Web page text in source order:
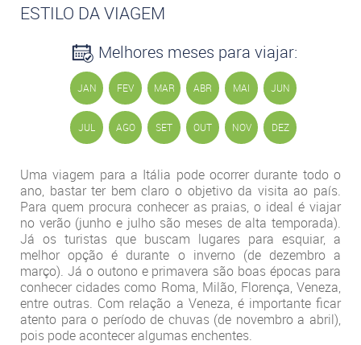
ESTILO DA VIAGEM
Melhores meses para viajar:
JAN FEV MAR ABR MAI JUN
JUL AGO SET OUT NOV DEZ
Uma viagem para a Itália pode ocorrer durante todo o
ano, bastar ter bem claro o objetivo da visita ao país.
Para quem procura conhecer as praias, o ideal é viajar
no verão (junho e julho são meses de alta temporada).
Já os turistas que buscam lugares para esquiar, a
melhor opção é durante o inverno (de dezembro a
março). Já o outono e primavera são boas épocas para
conhecer cidades como Roma, Milão, Florença, Veneza,
entre outras. Com relação a Veneza, é importante ficar
atento para o período de chuvas (de novembro a abril),
pois pode acontecer algumas enchentes.